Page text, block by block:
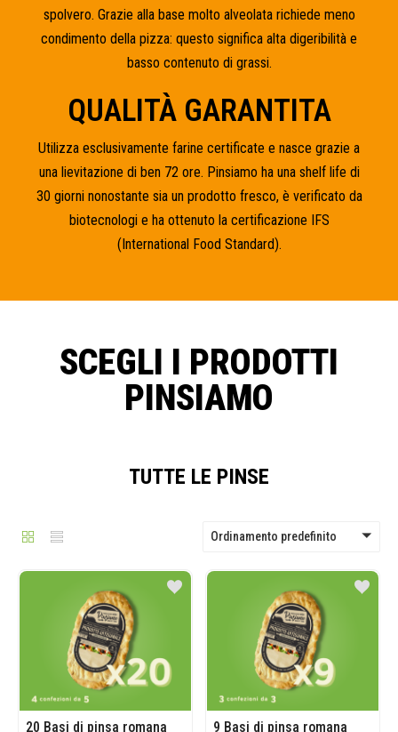
spolvero. Grazie alla base molto alveolata richiede meno
condimento della pizza: questo significa alta digeribilità e
basso contenuto di grassi.
QUALITÀ GARANTITA
Utilizza esclusivamente farine certificate e nasce grazie a
una lievitazione di ben 72 ore. Pinsiamo ha una shelf life di
30 giorni nonostante sia un prodotto fresco, è verificato da
biotecnologi e ha ottenuto la certificazione IFS
(International Food Standard).
SCEGLI I PRODOTTI
PINSIAMO
TUTTE LE PINSE
Ordinamento predefinito
20 Basi di pinsa romana 9 Basi di pinsa romana